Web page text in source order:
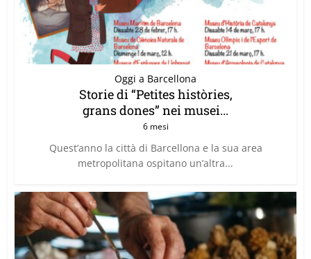
Oggi a Barcellona
Storie di “Petites històries,
grans dones” nei musei...
6 mesi
Quest’anno la città di Barcellona e la sua area
metropolitana ospitano un’altra...